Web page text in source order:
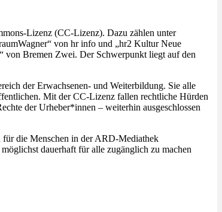
Lizenz (CC-Lizenz). Dazu zählen unter
von hr info und „hr2 Kultur Neue
von Bremen Zwei. Der Schwerpunkt liegt auf den
der Erwachsenen- und Weiterbildung. Sie alle
Mit der CC-Lizenz fallen rechtliche Hürden
der Urheber*innen – weiterhin ausgeschlossen
für die Menschen in der ARD-Mediathek
dauerhaft für alle zugänglich zu machen